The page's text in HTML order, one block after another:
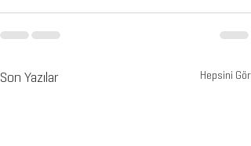
Son Yazılar Hepsini Gör